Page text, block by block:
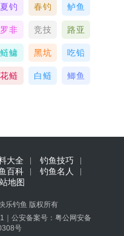
夏钓 春钓 鲈鱼
罗非 竞技 路亚
鲢鳙 黑坑 吃铅
花鲢 白鲢 鲫鱼
大全
钓鱼技巧
百科
钓鱼名人
地图
乐钓鱼 版权所有
｜ 公安备案号： 粤公网安备
号